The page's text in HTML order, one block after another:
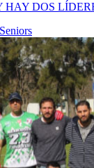
DOS
Seniors